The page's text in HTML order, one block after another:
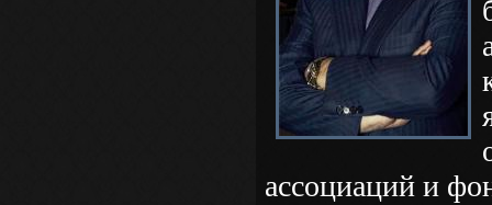
ассоциаций и